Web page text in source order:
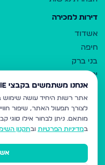
דירות למכירה
אשדוד
חיפה
בני ברק
ירושלים
אלעד
גבעת זאב
בית שמש
רכסים
מודיעין עילית
אנחנו משתמשים בקבצי Cookie
לצורך תפעול האתר, שיפור
מותאם. ניתן לבחור אילו
במדיניות הפרטיות ובתקנון